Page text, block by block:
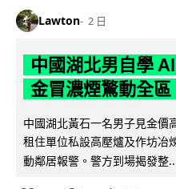
Lawton 2 日
中國湖北男自學
金冒濃煙驚動全區
中國湖北黃石一名男子見金價
租住單位私設高壓爐及作坊冶
動鄰居報警。警方到場揭發整